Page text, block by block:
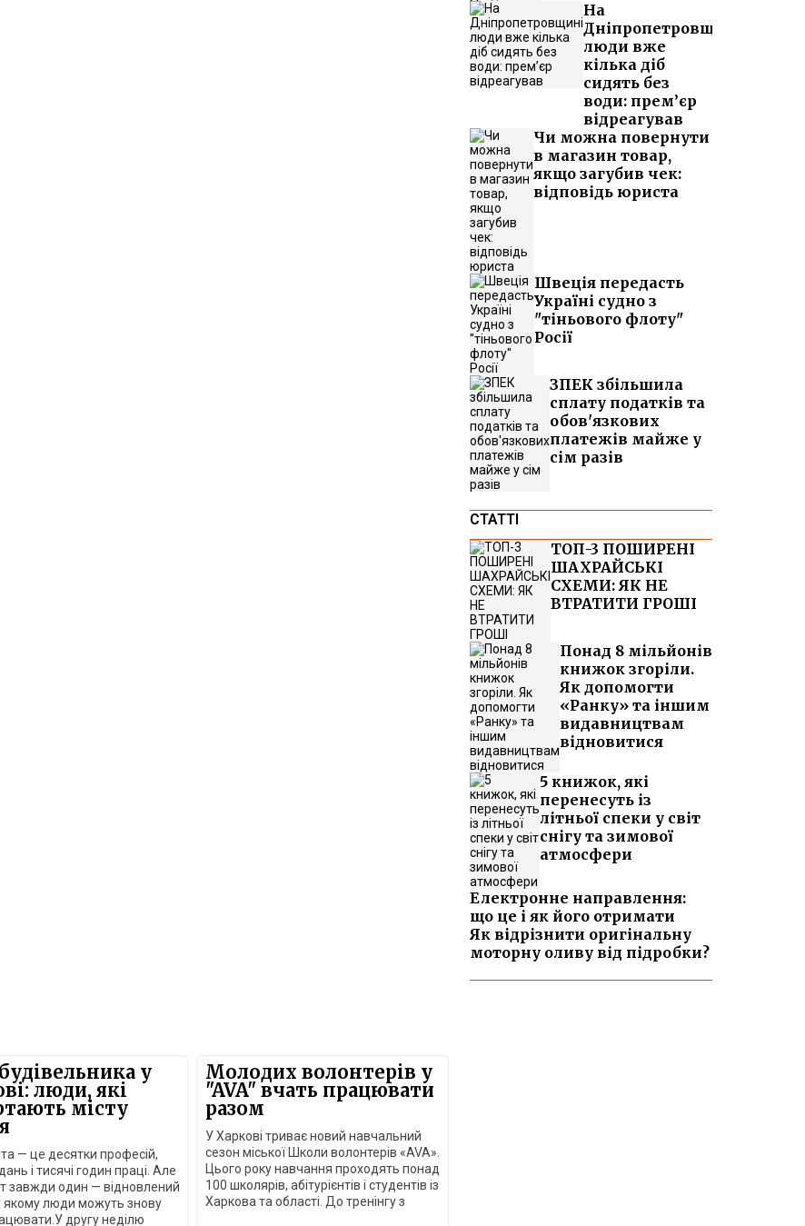
На
Дніпропетровщині
люди вже
кілька діб
сидять без
води: прем’єр
відреагував
Чи можна повернути
в магазин товар,
якщо загубив чек:
відповідь юриста
Швеція передасть
Україні судно з
"тіньового флоту"
Росії
ЗПЕК збільшила
сплату податків та
обов'язкових
платежів майже у
сім разів
СТАТТІ
ТОП-3 ПОШИРЕНІ
ШАХРАЙСЬКІ
СХЕМИ: ЯК НЕ
ВТРАТИТИ ГРОШІ
Понад 8 мільйонів
книжок згоріли.
Як допомогти
«Ранку» та іншим
видавництвам
відновитися
5 книжок, які
перенесуть із
літньої спеки у світ
снігу та зимової
атмосфери
Електронне направлення:
що це і як його отримати
Як відрізнити оригінальну
моторну оливу від підробки?
у
люди, які
місту
— це десятки професій,
і тисячі годин праці. Але
завжди один — відновлений
якому люди можуть знову
другу неділю
Молодих волонтерів у
"AVA" вчать працювати
разом
У Харкові триває новий навчальний
сезон міської Школи волонтерів «AVA».
Цього року навчання проходять понад
100 школярів, абітурієнтів і студентів із
Харкова та області. До тренінгу з